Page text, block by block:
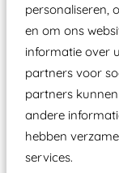
personaliseren,
en om ons
informatie over
partners voor
partners
andere
hebben
services.
Vanaf een
zoals
Elk
moet zijn
certificering,
aangewezen